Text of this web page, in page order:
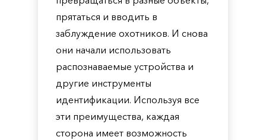
прятаться и вводить в
заблуждение охотников. И снова
они начали использовать
распознаваемые устройства и
другие инструменты
идентификации. Используя все
эти преимущества, каждая
сторона имеет возможность